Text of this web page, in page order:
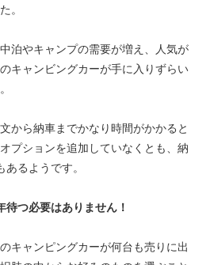
。
泊やキャンプの需要が増え、人気が
キャンビングカーが手に入りずらい
から納車までかなり時間がかかると
プションを追加していなくとも、納
るようです。
待つ必要はありません！
キャンピングカーが何台も売りに出